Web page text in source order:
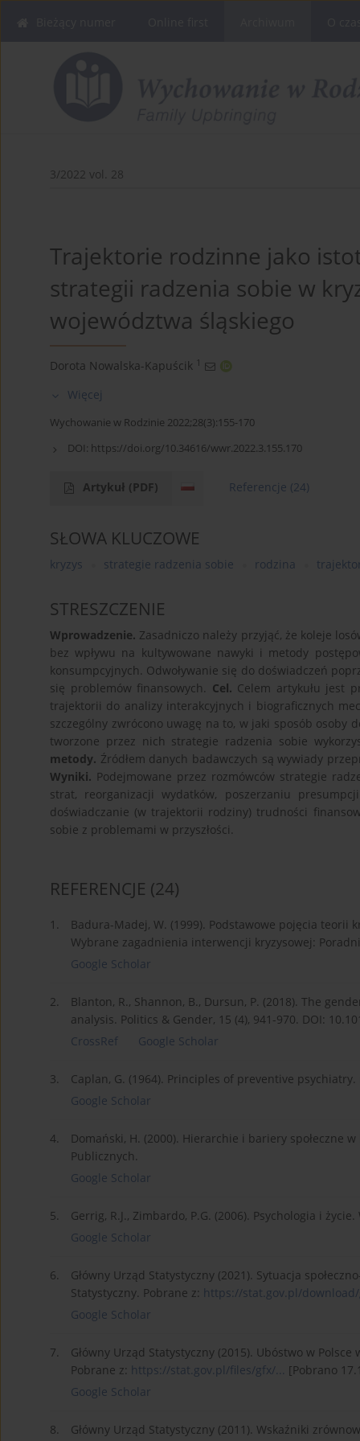
3/2022 vol. 28
Trajektorie rodzinne jako
strategii radzenia sobie w
województwa śląskiego
Dorota Nowalska-Kapuścik 1
Więcej
Wychowanie w Rodzinie 2022;28(3):155-170
DOI: https://doi.org/10.34616/wwr.2022.3.155.170
Artykuł (PDF) Referencje (24)
SŁOWA KLUCZOWE
kryzys strategie radzenia sobie rodzina
STRESZCZENIE
Wprowadzenie. Zasadniczo należy przyjąć, że koleje
bez wpływu na kultywowane nawyki i metody
konsumpcyjnych. Odwoływanie się do doświadczeń
się problemów finansowych. Cel. Celem artykułu jest
trajektorii do analizy interakcyjnych i biograficznych
szczególny zwrócono uwagę na to, w jaki sposób osoby
tworzone przez nich strategie radzenia sobie
metody. Źródłem danych badawczych są wywiady
Wyniki. Podejmowane przez rozmówców strategie
strat, reorganizacji wydatków, poszerzaniu
doświadczanie (w trajektorii rodziny) trudności
sobie z problemami w przyszłości.
REFERENCJE (24)
1.
Badura-Madej, W. (1999). Podstawowe pojęcia teorii
Wybrane zagadnienia interwencji kryzysowej:
Google Scholar
2.
Blanton, R., Shannon, B., Dursun, P. (2018). The
analysis. Politics & Gender, 15 (4), 941-970. DOI:
CrossRef
Google Scholar
3.
Caplan, G. (1964). Principles of preventive psychiatry.
Google Scholar
4.
Domański, H. (2000). Hierarchie i bariery społeczne
Publicznych.
Google Scholar
5.
Gerrig, R.J., Zimbardo, P.G. (2006). Psychologia i
Google Scholar
6.
Główny Urząd Statystyczny (2021). Sytuacja
Statystyczny. Pobrane z: https://stat.gov.pl/download/
Google Scholar
7.
Główny Urząd Statystyczny (2015). Ubóstwo w
Pobrane z: https://stat.gov.pl/files/gfx/... [Pobrano
Google Scholar
8.
Główny Urząd Statystyczny (2011). Wskaźniki